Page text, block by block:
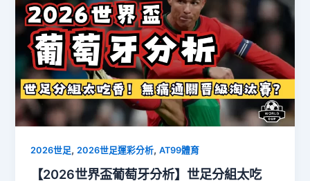
2026世足,2026世足運彩分析,AT99體育
【2026世界盃葡萄牙分析】世足分組太吃